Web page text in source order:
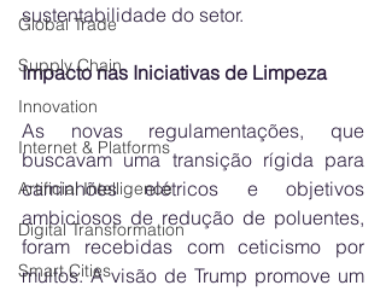
Global Trade
Supply Chain
Innovation
Internet & Platforms
Artificial Intelligence
Digital Transformation
Smart Cities
sustentabilidade do setor.
Impacto nas Iniciativas de Limpeza
As novas regulamentações, que
buscavam uma transição rígida para
caminhões elétricos e objetivos
ambiciosos de redução de poluentes,
foram recebidas com ceticismo por
muitos. A visão de Trump promove um